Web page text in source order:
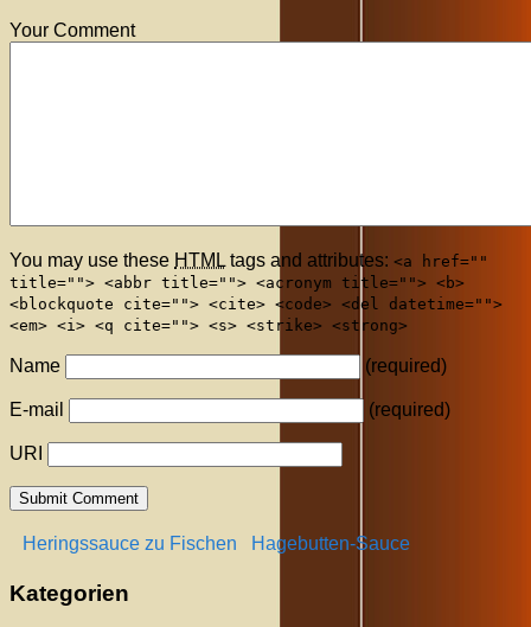
Your Comment
You may use these HTML tags and attributes: <a href=""
title=""> <abbr title=""> <acronym title=""> <b>
<blockquote cite=""> <cite> <code> <del datetime="">
<em> <i> <q cite=""> <s> <strike> <strong>
Name (required)
E-mail (required)
URI
Heringssauce zu Fischen Hagebutten-Sauce
Kategorien